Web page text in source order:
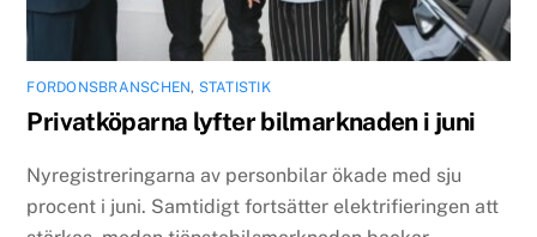
FORDONSBRANSCHEN, STATISTIK
Privatköparna lyfter bilmarknaden i juni
Nyregistreringarna av personbilar ökade med sju
procent i juni. Samtidigt fortsätter elektrifieringen att